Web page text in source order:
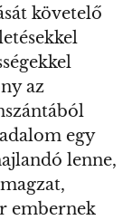
követelő
az
egy
lenne,
embernek